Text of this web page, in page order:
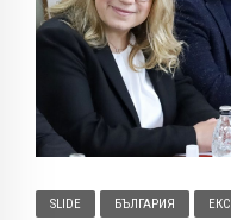
SLIDE БЪЛГАРИЯ